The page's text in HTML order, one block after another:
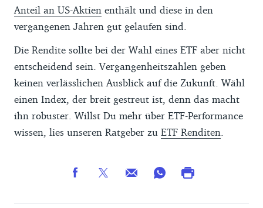
Anteil an US-Aktien enthält und diese in den
vergangenen Jahren gut gelaufen sind.
Die Rendite sollte bei der Wahl eines ETF aber nicht
entscheidend sein. Vergangenheitszahlen geben
keinen verlässlichen Ausblick auf die Zukunft. Wähl
einen Index, der breit gestreut ist, denn das macht
ihn robuster. Willst Du mehr über ETF-Performance
wissen, lies unseren Ratgeber zu ETF Renditen